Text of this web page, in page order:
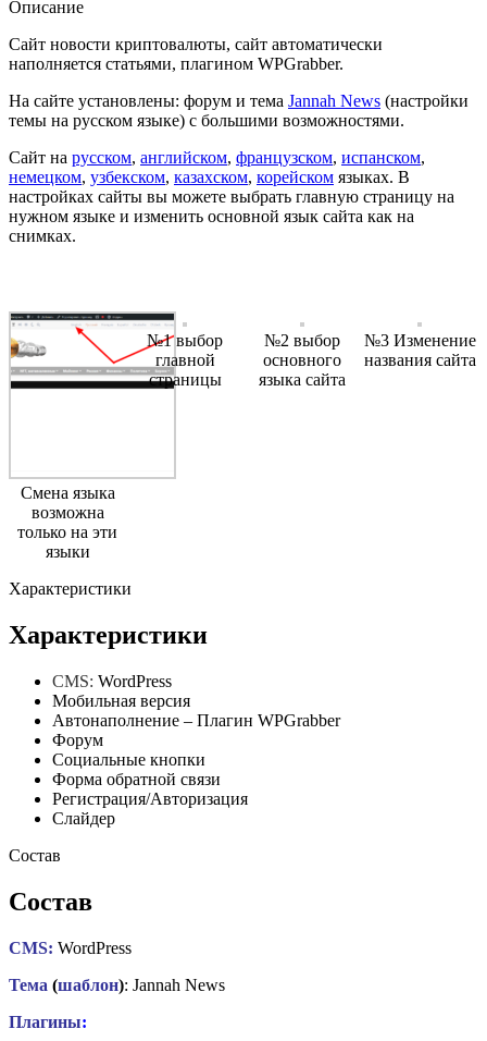
Описание
Сайт новости криптовалюты, сайт автоматически
наполняется статьями, плагином WPGrabber.
На сайте установлены: форум и тема Jannah News (настройки
темы на русском языке) с большими возможностями.
Сайт на русском, английском, французском, испанском,
немецком, узбекском, казахском, корейском языках. В
настройках сайты вы можете выбрать главную страницу на
нужном языке и изменить основной язык сайта как на
снимках.
Смена языка
возможна
только на эти
языки
№1 выбор
главной
страницы
№2 выбор
основного
языка сайта
№3 Изменение
названия сайта
Характеристики
Характеристики
CMS: WordPress
Мобильная версия
Автонаполнение – Плагин WPGrabber
Форум
Социальные кнопки
Форма обратной связи
Регистрация/Авторизация
Слайдер
Состав
Состав
CMS: WordPress
Тема (шаблон): Jannah News
Плагины: